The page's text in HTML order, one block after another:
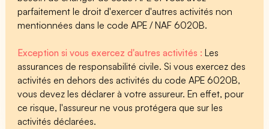
parfaitement le droit d'exercer d'autres activités non
mentionnées dans le code APE / NAF 6020B.
Exception si vous exercez d'autres activités :Les
assurances de responsabilité civile. Si vous exercez des
activités en dehors des activités du code APE 6020B,
vous devez les déclarer à votre assureur. En effet, pour
ce risque, l'assureur ne vous protégera que sur les
activités déclarées.